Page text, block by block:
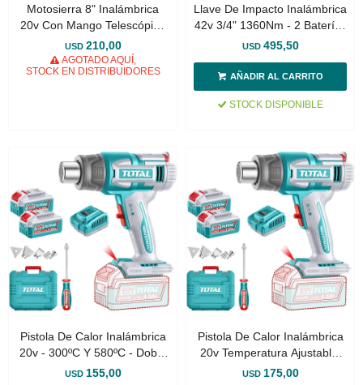
Motosierra 8" Inalámbrica
20v Con Mango Telescópico
Sin Carbones - Batería Y
Cargador
USD 210,00
AGOTADO AQUÍ,
STOCK EN DISTRIBUIDORES
Llave De Impacto Inalámbrica
42v 3/4" 1360Nm - 2 Baterías
2.5Ah, Cargador Y Maletín -
USD 495,50
STOCK DISPONIBLE
Pistola De Calor Inalámbrica
20v - 300ºC Y 580ºC - Doble
Batería, Cargador Y Maletín
USD 155,00
Pistola De Calor Inalámbrica
20v Temperatura Ajustable,
30-300ºC Y 30-580ºC - Doble
USD 175,00